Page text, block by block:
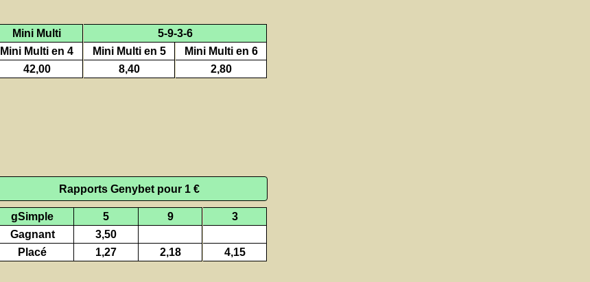
Mini Multi
5-9-3-6
Mini Multi en 4
Mini Multi en 5
Mini Multi en 6
42,00
8,40 2,80
Rapports Genybet pour 1 €
gSimple 5 9
3
Gagnant
3,50
Placé
1,27 2,18 4,15